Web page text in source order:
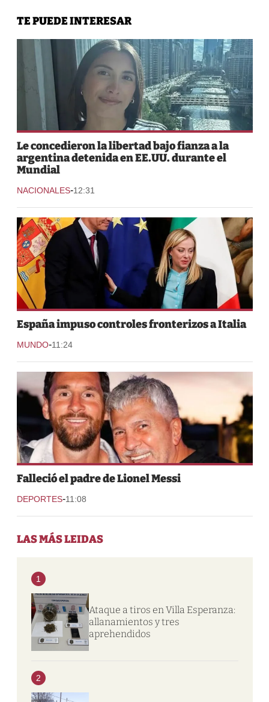
TE PUEDE INTERESAR
Le concedieron la libertad bajo fianza a la
argentina detenida en EE.UU. durante el
Mundial
NACIONALES-12:31
España impuso controles fronterizos a Italia
MUNDO-11:24
Falleció el padre de Lionel Messi
DEPORTES-11:08
LAS MÁS LEIDAS
1
Ataque a tiros en Villa Esperanza:
allanamientos y tres
aprehendidos
2